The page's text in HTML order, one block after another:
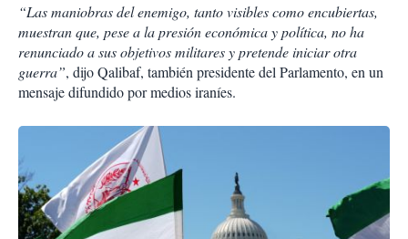
“Las maniobras del enemigo, tanto visibles como encubiertas,
muestran que, pese a la presión económica y política, no ha
renunciado a sus objetivos militares y pretende iniciar otra
guerra”, dijo Qalibaf, también presidente del Parlamento, en un
mensaje difundido por medios iraníes.